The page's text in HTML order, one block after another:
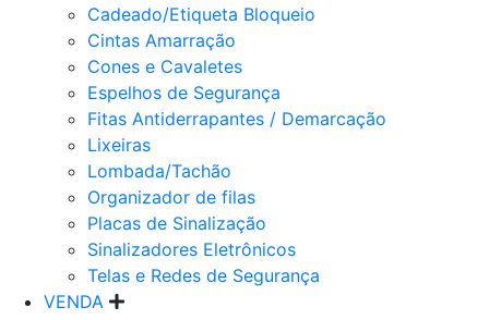
Cadeado/Etiqueta Bloqueio
Cintas Amarração
Cones e Cavaletes
Espelhos de Segurança
Fitas Antiderrapantes / Demarcação
Lixeiras
Lombada/Tachão
Organizador de filas
Placas de Sinalização
Sinalizadores Eletrônicos
Telas e Redes de Segurança
VENDA